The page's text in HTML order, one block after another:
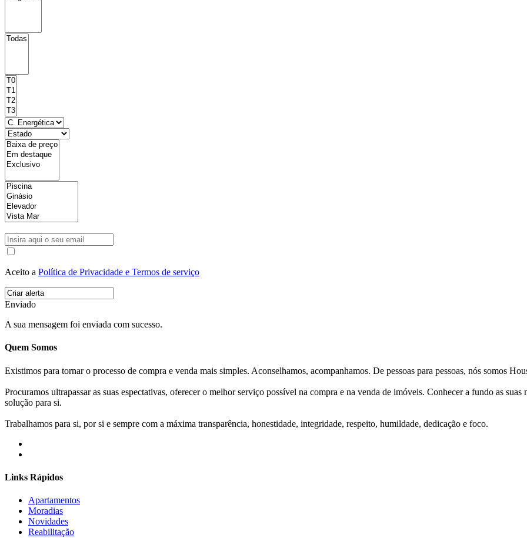
Aceito a Política de Privacidade e Termos de serviço
Enviado
A sua mensagem foi enviada com sucesso.
Quem Somos
Existimos para tornar o processo de compra e venda mais simples. Aconselhamos, acompanhamos. De pessoas para pessoas, nós somos
Procuramos ultrapassar as suas espectativas, oferecer o melhor serviço possível na compra e na venda de imóveis. Conhecer a fundo as
solução para si.
Trabalhamos para si, por si e sempre com a máxima transparência, honestidade, integridade, respeito, humildade, dedicação e foco.
Links Rápidos
Apartamentos
Moradias
Novidades
Reabilitação